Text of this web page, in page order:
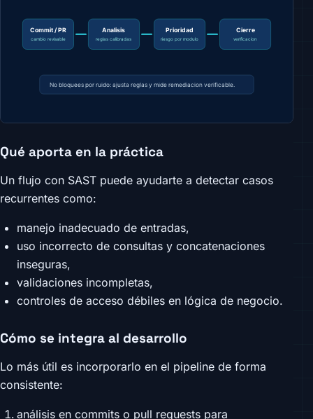
Qué aporta en la práctica
Un flujo con SAST puede ayudarte a detectar casos
recurrentes como:
manejo inadecuado de entradas,
uso incorrecto de consultas y concatenaciones
inseguras,
validaciones incompletas,
controles de acceso débiles en lógica de negocio.
Cómo se integra al desarrollo
Lo más útil es incorporarlo en el pipeline de forma
consistente:
análisis en commits o pull requests para